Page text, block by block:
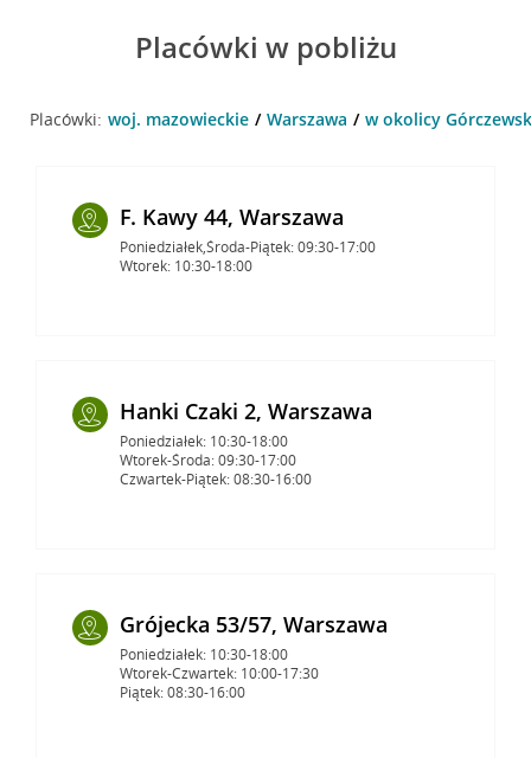
Placówki w pobliżu
Placówki: woj. mazowieckie Warszawa w okolicy
F. Kawy 44, Warszawa
Poniedziałek,Środa-Piątek: 09:30-17:00
Wtorek: 10:30-18:00
Hanki Czaki 2, Warszawa
Poniedziałek: 10:30-18:00
Wtorek-Środa: 09:30-17:00
Czwartek-Piątek: 08:30-16:00
Grójecka 53/57, Warszawa
Poniedziałek: 10:30-18:00
Wtorek-Czwartek: 10:00-17:30
Piątek: 08:30-16:00